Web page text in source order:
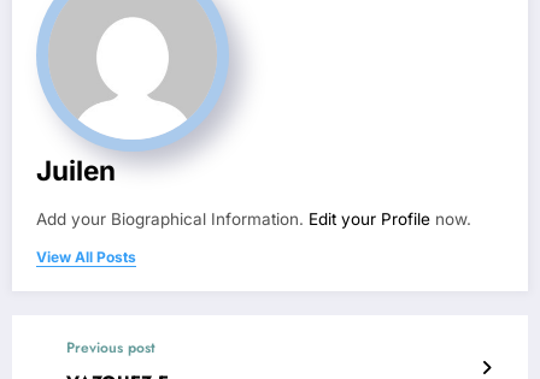
Juilen
Add your Biographical Information. Edit your Profile now.
View All Posts
Previous post